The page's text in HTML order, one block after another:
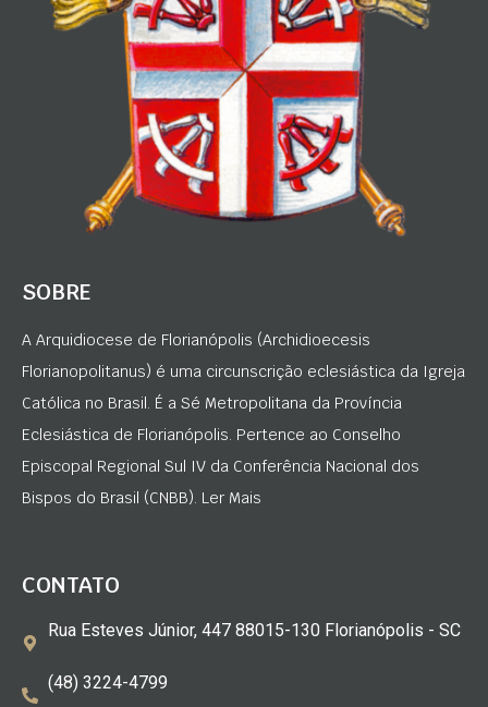
SOBRE
A Arquidiocese de Florianópolis (Archidioecesis
Florianopolitanus) é uma circunscrição eclesiástica da Igreja
Católica no Brasil. É a Sé Metropolitana da Província
Eclesiástica de Florianópolis. Pertence ao Conselho
Episcopal Regional Sul IV da Conferência Nacional dos
Bispos do Brasil (CNBB). Ler Mais
CONTATO
Rua Esteves Júnior, 447 88015-130 Florianópolis - SC
(48) 3224-4799